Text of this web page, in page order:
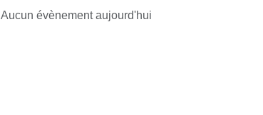
Aucun évènement aujourd'hui